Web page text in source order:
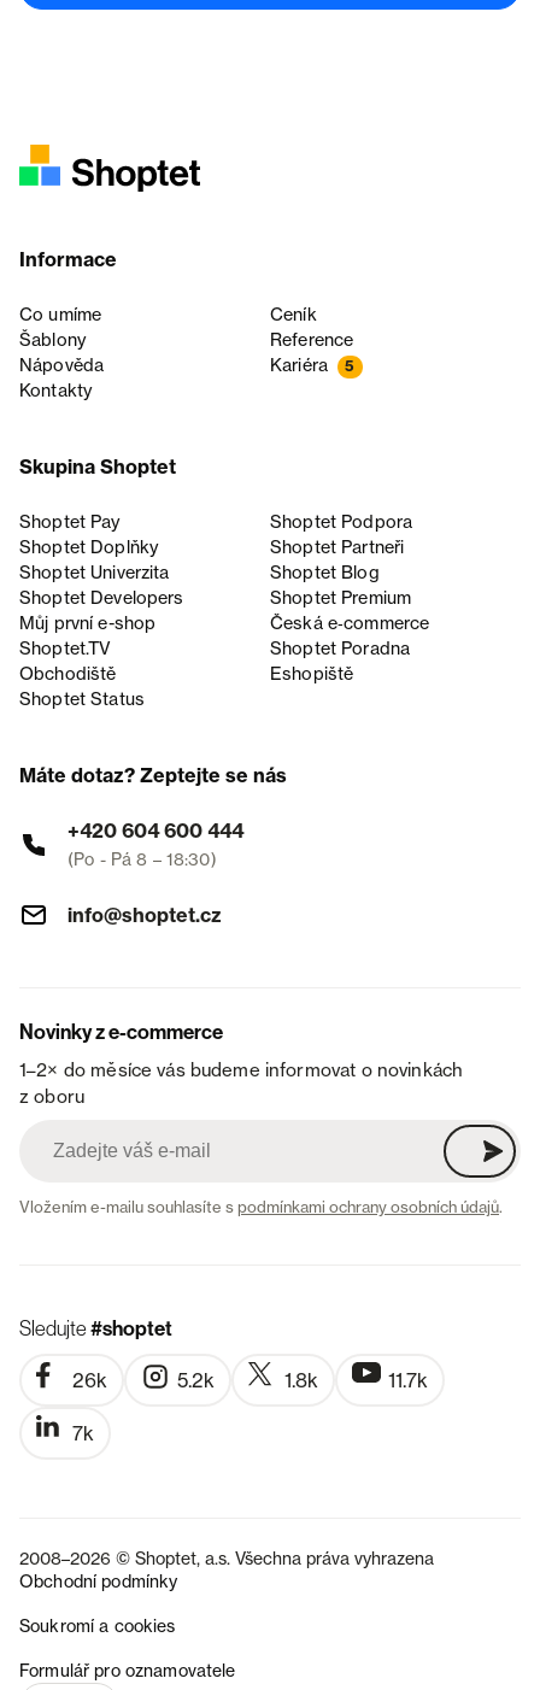
Informace
Co umíme
Ceník
Šablony
Reference
Nápověda
Kariéra 5
Kontakty
Skupina Shoptet
Shoptet Pay
Shoptet Podpora
Shoptet Doplňky
Shoptet Partneři
Shoptet Univerzita
Shoptet Blog
Shoptet Developers
Shoptet Premium
Můj první e-shop
Česká e‑commerce
Shoptet.TV
Shoptet Poradna
Obchodiště
Eshopiště
Shoptet Status
Máte dotaz? Zeptejte se nás
+420 604 600 444
(Po - Pá 8 – 18:30)
info@shoptet.cz
Novinky z e-commerce
1–2× do měsíce vás budeme informovat o novinkách
z oboru
Vložením e-mailu souhlasíte spodmínkami ochrany osobních údajů.
Sledujte#shoptet
26k 5.2k 1.8k 11.7k
7k
2008–2026 © Shoptet, a.s. Všechna práva vyhrazena
Obchodní podmínky
Soukromí a cookies
Formulář pro oznamovatele